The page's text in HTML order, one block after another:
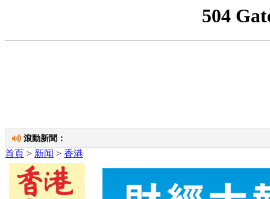
首頁 > 新闻 > 香港